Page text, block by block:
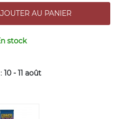
stock
10 - 11 août